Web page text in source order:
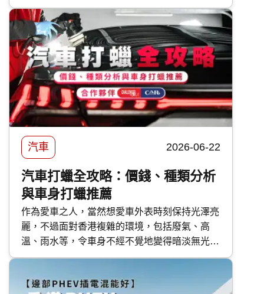
亞 汽車保險 優缺點，助你選擇最適合的車保方
案。
汽車 2026-06-22
汽車打蠟全攻略：價錢、種類分析
與車身打蠟推薦
作為愛車之人，當然想愛車外表時刻保持光澤亮
麗，不過面對香港複雜的環境，包括廢氣、高
溫、雨水等，令車身不經不覺地變得暗淡無光，
如果不及時打理保護，隨時會對車漆造成不可逆
選汽車打蠟。然而，坊間的汽車蠟種類繁多，價